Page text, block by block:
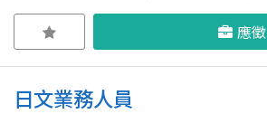
應徵
日文業務人員